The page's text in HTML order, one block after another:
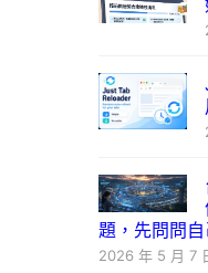
題，先問問
2026 年 5 月 7